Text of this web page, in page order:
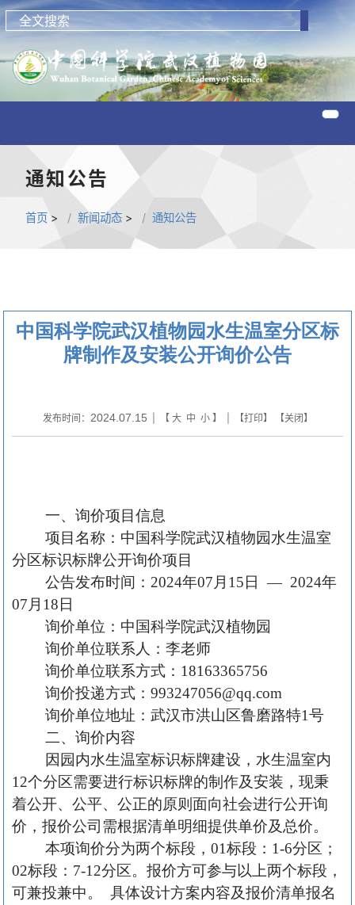
通知公告
首页 > 新闻动态 > 通知公告
中国科学院武汉植物园水生温室分区标
牌制作及安装公开询价公告
发布时间： 2024.07.15 | 【 大 中 小】 | 【打印】 【关闭】
一、 询价项目信息
项目名称：中国科学院武汉植物园水生温室
分区标识标牌公开询价项目
公告发布时间： 2024年07 月 15日 — 2024年
07 月 18日
询价单位：中国科学院武汉植物园
询价单位联系人： 李老师
询价单位联系方式： 18163365756
询价投递方式： 993247056@qq.com
询价单位地址：武汉市洪山区鲁磨路特1号
二、 询价内容
因园内水生温室标识标牌建设， 水生温室内
12个分区需要进行标识标牌的制作及安装 ， 现秉
着公开、公平、公正的原则面向社会进行公开询
价 ，报价公司需根据清单明细提供单价及总价。
本项询价分为两个标段， 01标段：1-6分区；
02标段：7-12分区。 报价方可参与以上两个标段，
可兼投兼中。 具体设计方案内容及报价清单报名